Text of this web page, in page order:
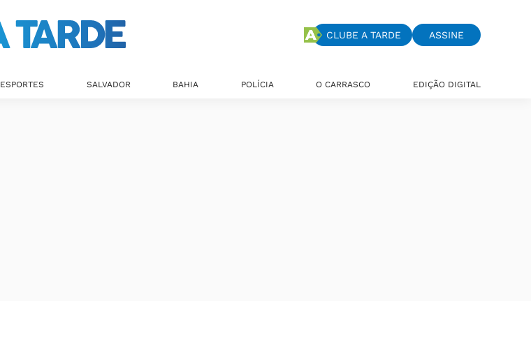
CLUBE A TARDE ASSINE
ESPORTES SALVADOR BAHIA POLÍCIA O CARRASCO EDIÇÃO DIGITAL